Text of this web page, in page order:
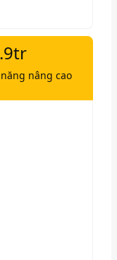
nâng cao